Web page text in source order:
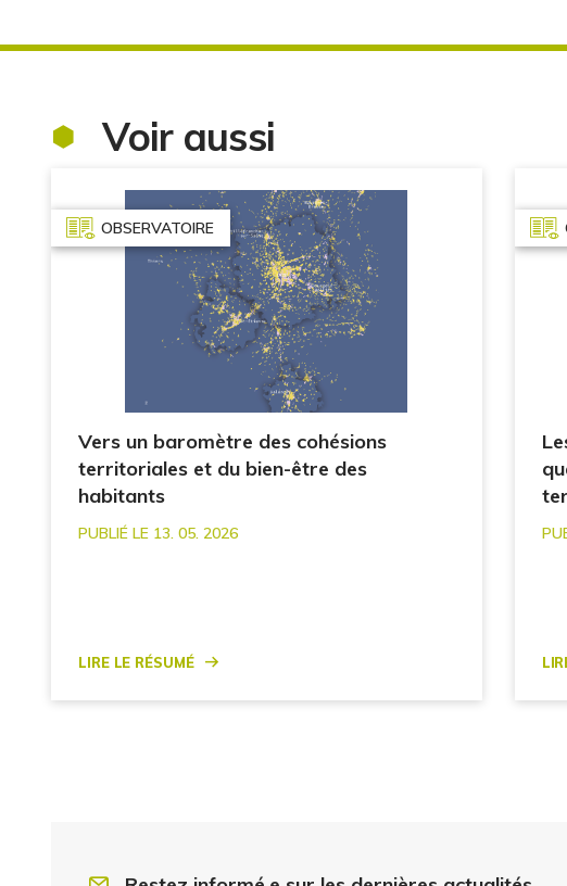
Voir aussi
OBSERVATOIRE
Vers un baromètre des cohésions
territoriales et du bien-être des
habitants
PUBLIÉ LE 13. 05. 2026
Lire le résumé